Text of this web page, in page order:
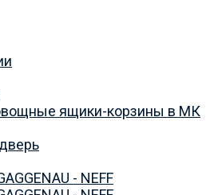
ящики-корзины в МК
- NEFF